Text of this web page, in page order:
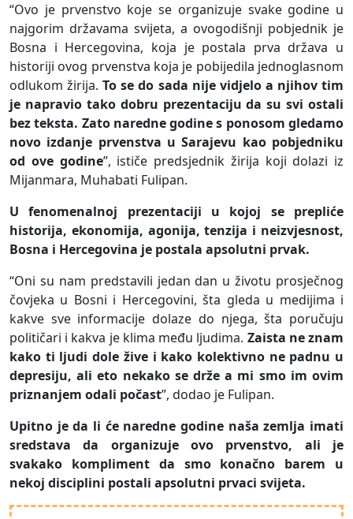
“Ovo je prvenstvo koje se organizuje svake godine u
najgorim državama svijeta, a ovogodišnji pobjednik je
Bosna i Hercegovina, koja je postala prva država u
historiji ovog prvenstva koja je pobijedila jednoglasnom
odlukom žirija.To se do sada nije vidjelo a njihov tim
je napravio tako dobru prezentaciju da su svi ostali
bez teksta. Zato naredne godine s ponosom gledamo
novo izdanje prvenstva u Sarajevu kao pobjedniku
od ove godine”, ističe predsjednik žirija koji dolazi iz
Mijanmara, Muhabati Fulipan.
U fenomenalnoj prezentaciji u kojoj se prepliće
historija, ekonomija, agonija, tenzija i neizvjesnost,
Bosna i Hercegovina je postala apsolutni prvak.
“Oni su nam predstavili jedan dan u životu prosječnog
čovjeka u Bosni i Hercegovini, šta gleda u medijima i
kakve sve informacije dolaze do njega, šta poručuju
političari i kakva je klima među ljudima. Zaista ne znam
kako ti ljudi dole žive i kako kolektivno ne padnu u
depresiju, ali eto nekako se drže a mi smo im ovim
priznanjem odali počast”, dodao je Fulipan.
Upitno je da li će naredne godine naša zemlja imati
sredstava da organizuje ovo prvenstvo, ali je
svakako kompliment da smo konačno barem u
nekoj disciplini postali apsolutni prvaci svijeta.